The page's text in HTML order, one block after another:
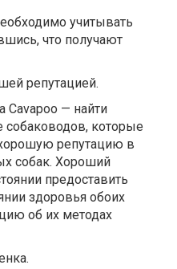
учитывать
что получают
репутацией.
— найти
собаководов, которые
репутацию в
собак. Хороший
предоставить
здоровья обоих
об их методах